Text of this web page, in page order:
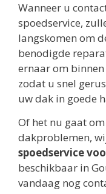
Wanneer u
spoedservice,
langskomen om
benodigde
ernaar om
zodat u snel
uw dak in goede
Of het nu gaat
dakproblemen,
spoedservice
beschikbaar in
vandaag nog